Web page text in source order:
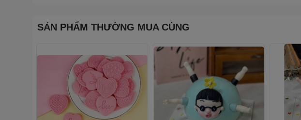
SẢN PHẨM THƯỜNG MUA CÙNG